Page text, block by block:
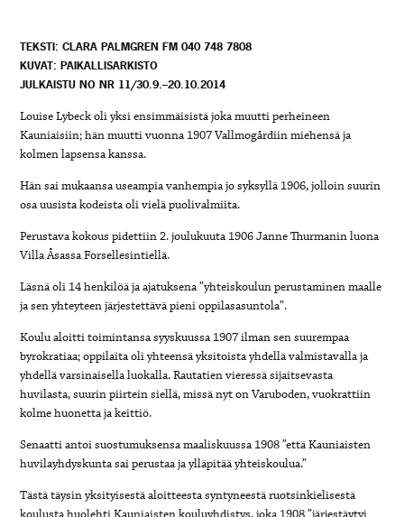
TEKSTI: CLARA PALMGREN FM 040 748 7808
KUVAT: PAIKALLISARKISTO
JULKAISTU NO NR 11/30.9.–20.10.2014
Louise Lybeck oli yksi ensimmäisistä joka muutti perheineen
Kauniaisiin; hän muutti vuonna 1907 Vallmogårdiin miehensä ja
kolmen lapsensa kanssa.
Hän sai mukaansa useampia vanhempia jo syksyllä 1906, jolloin suurin
osa uusista kodeista oli vielä puolivalmiita.
Perustava kokous pidettiin 2. joulukuuta 1906 Janne Thurmanin luona
Villa Åsassa Forsellesintiellä.
Läsnä oli 14 henkilöä ja ajatuksena ”yhteiskoulun perustaminen maalle
ja sen yhteyteen järjestettävä pieni oppilasasuntola”.
Koulu aloitti toimintansa syyskuussa 1907 ilman sen suurempaa
byrokratiaa; oppilaita oli yhteensä yksitoista yhdellä valmistavalla ja
yhdellä varsinaisella luokalla. Rautatien vieressä sijaitsevasta
huvilasta, suurin piirtein siellä, missä nyt on Varuboden, vuokrattiin
kolme huonetta ja keittiö.
Senaatti antoi suostumuksensa maaliskuussa 1908 ”että Kauniaisten
huvilayhdyskunta sai perustaa ja ylläpitää yhteiskoulua.”
Tästä täysin yksityisestä aloitteesta syntyneestä ruotsinkielisestä